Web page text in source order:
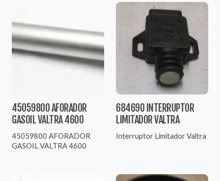
45059800 AFORADOR
GASOIL VALTRA 4600
45059800 AFORADOR
GASOIL VALTRA 4600
684690 INTERRUPTOR
LIMITADOR VALTRA
Interruptor Limitador Valtra